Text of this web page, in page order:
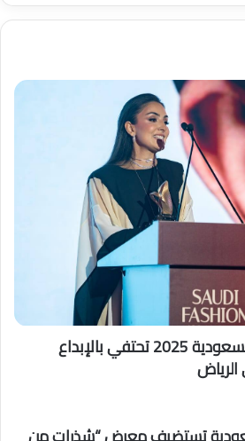
ح
بالصور || جوائز الأزياء السعودية 2025 تحتفي بالإبداع